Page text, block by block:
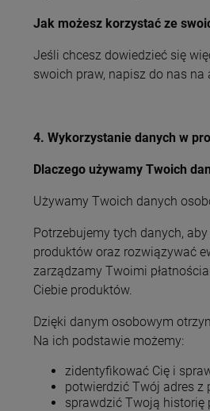
Jak możesz korzystać ze
Jeśli chcesz dowiedzieć się
swoich praw, napisz do nas na
4. Wykorzystanie danych w
Dlaczego używamy Twoich
Używamy Twoich danych
Potrzebujemy tych danych,
produktów oraz rozwiązywać
zarządzamy Twoimi
Ciebie produktów.
Dzięki danym osobowym
Na ich podstawie możemy:
zidentyfikować Cię i
potwierdzić Twój adres z
sprawdzić Twoją historię